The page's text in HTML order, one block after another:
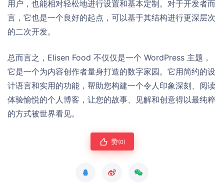
用户，也能相对轻松地进行设置和基本定制。对于开发者而
言，它也是一个良好的起点，可以基于其结构进行更深层次
的二次开发。
总而言之，Elisen Food 不仅仅是一个 WordPress 主题，
它是一个为内容创作者量身打造的数字家园。它用简约的设
计语言和实用的功能，帮助您构建一个令人印象深刻、阅读
体验愉悦的个人博客，让您的故事、见解和创意得以最纯粹
的方式被世界看见。
赞(0)